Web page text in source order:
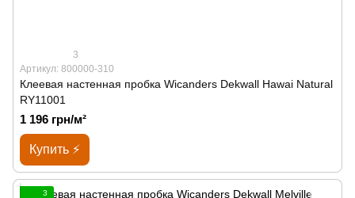
3
Артикул: 800000-310
Клеевая настенная пробка Wicanders Dekwall Hawai Natural
RY11001
1 196 грн/м²
Купить ⚡
3